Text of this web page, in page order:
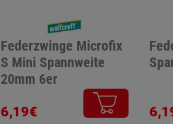
Federzwinge Microfix
S Mini Spannweite
20mm 6er
6,19€